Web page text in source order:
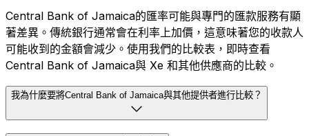
Central Bank of Jamaica的匯率可能與專門的匯款服務有顯
著差異。傳統銀行通常會在利率上加價，這意味著您的收款人
可能收到的金額會減少。使用我們的比較表，即時查看
Central Bank of Jamaica與 Xe 和其他供應商的比較。
我為什麼要將Central Bank of Jamaica與其他提供者進行比較？